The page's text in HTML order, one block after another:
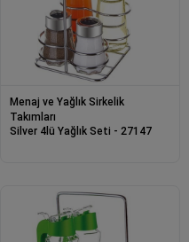
Menaj ve Yağlık Sirkelik
Takımları
Silver 4lü Yağlık Seti - 27147